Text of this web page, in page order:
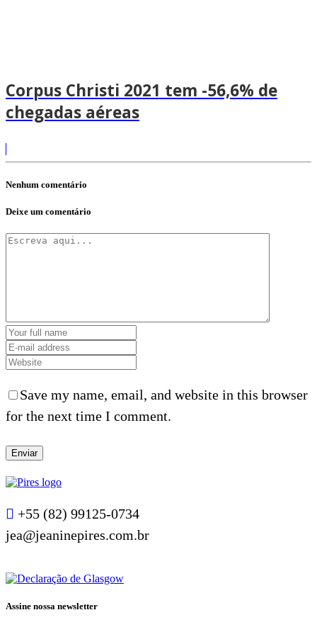
Corpus Christi 2021 tem -56,6% de
chegadas aéreas
Nenhum comentário
Deixe um comentário
Save my name, email, and website in this browser
for the next time I comment.
+55 (82) 99125-0734
jea@jeaninepires.com.br
Assine nossa newsletter